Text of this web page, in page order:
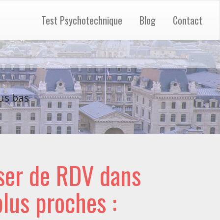
Test Psychotechnique Blog Contact
bas
de RDV dans
proches :